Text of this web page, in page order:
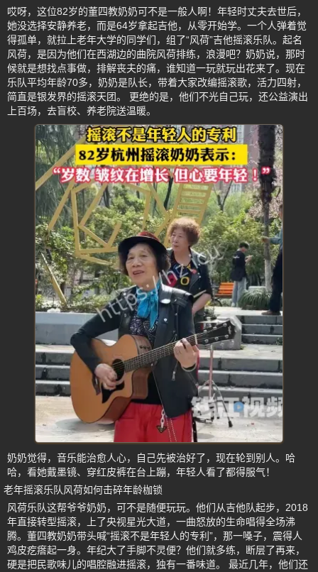
哎呀，这位82岁的董四教奶奶可不是一般人啊！年轻时丈夫去世后，
她没选择安静养老，而是64岁拿起吉他，从零开始学。一个人弹着觉
得孤单，就拉上老年大学的同学们，组了“风荷”吉他摇滚乐队。起名
风荷，是因为他们在西湖边的曲院风荷排练，浪漫吧？奶奶说，那时
候就是想找点事做，排解丧夫的痛，谁知道一玩就玩出花来了。现在
乐队平均年龄70多，奶奶是队长，带着大家改编摇滚歌，活力四射，
简直是银发界的摇滚天团。 更绝的是，他们不光自己玩，还公益演出
上百场，去盲校、养老院送温暖。
奶奶觉得，音乐能治愈人心，自己先被治好了，现在轮到别人。哈
哈，看她戴墨镜、穿红皮裤在台上蹦，年轻人看了都得服气！
老年摇滚乐队风荷如何击碎年龄枷锁
风荷乐队这帮爷爷奶奶，可不是随便玩玩。他们从吉他队起步，2018
年直接转型摇滚，上了央视星光大道，一曲怒放的生命唱得全场沸
腾。董四教奶奶带头喊“摇滚不是年轻人的专利”，那一嗓子，震得人
鸡皮疙瘩起一身。年纪大了手脚不灵便？他们就多练，断层了再来，
硬是把民歌味儿的唱腔融进摇滚，独有一番味道。 最近几年，他们还